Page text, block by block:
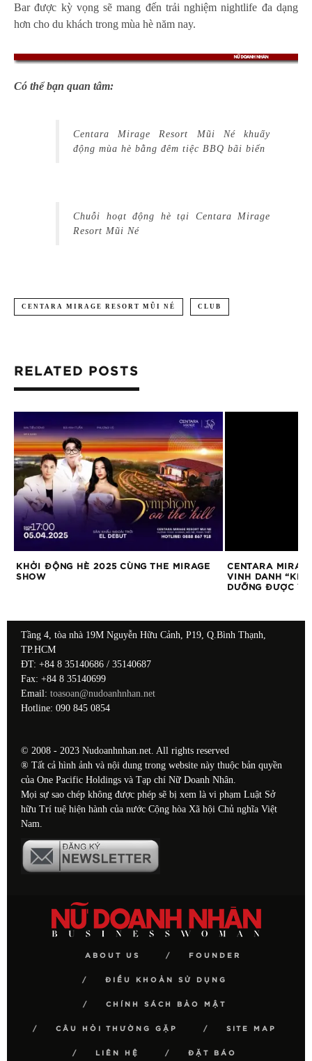
Bar được kỳ vọng sẽ mang đến trải nghiệm nightlife đa dạng
hơn cho du khách trong mùa hè năm nay.
Có thể bạn quan tâm:
Centara Mirage Resort Mũi Né khuấy
động mùa hè bằng đêm tiệc BBQ bãi biển
Chuỗi hoạt động hè tại Centara Mirage
Resort Mũi Né
CENTARA MIRAGE RESORT MŨI NÉ CLUB
RELATED POSTS
KHỞI ĐỘNG HÈ 2025 CÙNG THE MIRAGE
SHOW
CENTARA
VINH DANH
DƯỠNG ĐƯỢC
Tầng 4, tòa nhà 19M Nguyễn Hữu Cảnh, P19, Q.Bình Thạnh,
TP.HCM
ĐT: +84 8 35140686 / 35140687
Fax: +84 8 35140699
Email: toasoan@nudoanhnhan.net
Hotline: 090 845 0854
© 2008 - 2023 Nudoanhnhan.net. All rights reserved
® Tất cả hình ảnh và nội dung trong website này thuộc bản quyền
của One Pacific Holdings và Tạp chí Nữ Doanh Nhân.
Mọi sự sao chép không được phép sẽ bị xem là vi phạm Luật Sở
hữu Trí tuệ hiện hành của nước Cộng hòa Xã hội Chủ nghĩa Việt
Nam.
ABOUT US FOUNDER
ĐIỀU KHOẢN SỬ DỤNG
CHÍNH SÁCH BẢO MẬT
CÂU HỎI THƯỜNG GẶP SITE MAP
LIÊN HỆ ĐẶT BÁO